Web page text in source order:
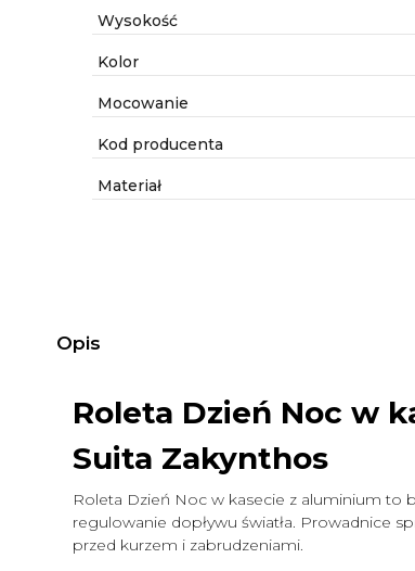
Wysokość
Kolor
Mocowanie
Kod producenta
Materiał
Opis
Roleta Dzień Noc w
Suita Zakynthos
Roleta Dzień Noc w kasecie z aluminium to
regulowanie dopływu światła. Prowadnice
przed kurzem i zabrudzeniami.